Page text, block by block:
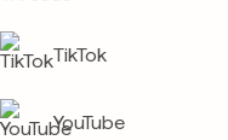
TikTok
YouTube